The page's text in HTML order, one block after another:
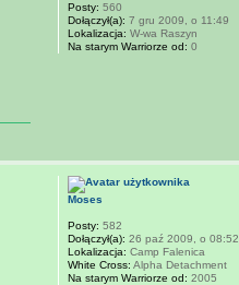
Posty: 560
Dołączył(a): 7 gru 2009, o 11:49
Lokalizacja: W-wa Raszyn
Na starym Warriorze od: 0
Moses
Posty: 582
Dołączył(a): 26 paź 2009, o 08:52
Lokalizacja: Camp Falenica
White Cross: Alpha Detachment
Na starym Warriorze od: 2005